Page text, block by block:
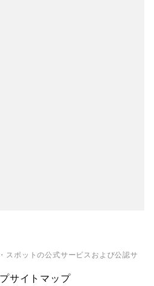
スポットの公式サービスおよび公認サ
サイトマップ